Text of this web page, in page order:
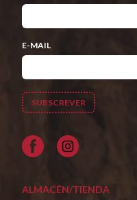
E-MAIL
Facebook
ALMACÉN/TIENDA